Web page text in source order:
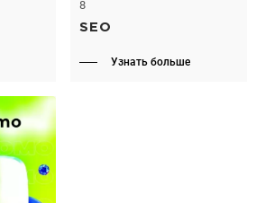
8
SEO
Узнать больше